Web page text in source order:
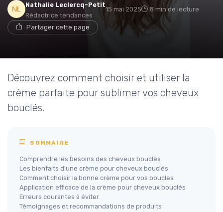
Nathalie Leclercq-Petit
Rédactrice tendances
15 mai 2025 8 min de lecture
Partager cette page
Découvrez comment choisir et utiliser la
crème parfaite pour sublimer vos cheveux
bouclés.
SOMMAIRE
Comprendre les besoins des cheveux bouclés
Les bienfaits d'une crème pour cheveux bouclés
Comment choisir la bonne crème pour vos boucles
Application efficace de la crème pour cheveux bouclés
Erreurs courantes à éviter
Témoignages et recommandations de produits